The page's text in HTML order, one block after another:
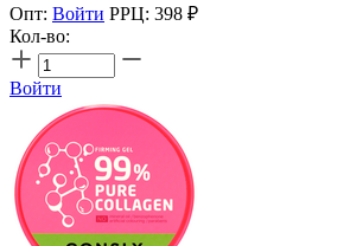
Опт: Войти РРЦ: 398 ₽
Кол-во:
Войти